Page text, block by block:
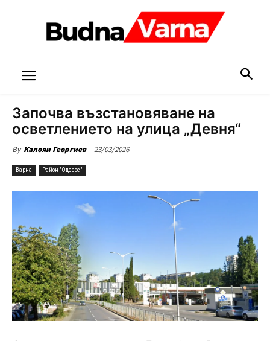
Започва възстановяване на
осветлението на улица „Девня“
By Калоян Георгиев 23/03/2026
Варна Район "Одесос"